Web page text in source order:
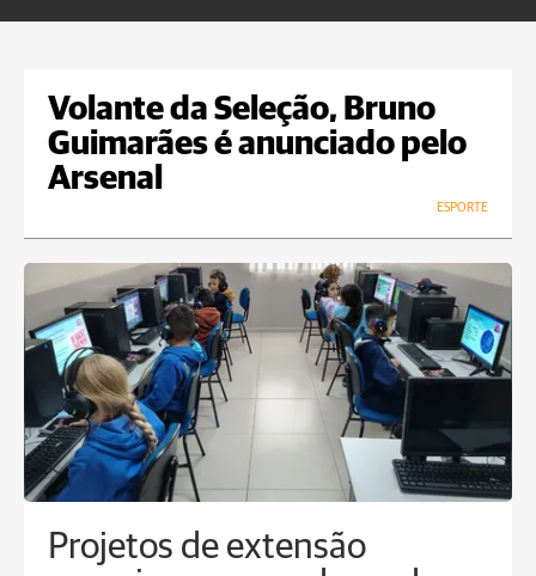
Volante da Seleção, Bruno
Guimarães é anunciado pelo
Arsenal
ESPORTE
Projetos de extensão